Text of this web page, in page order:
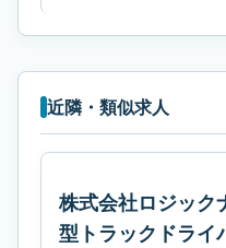
近隣・類似求人
株式会社ロジック
型トラックドライ